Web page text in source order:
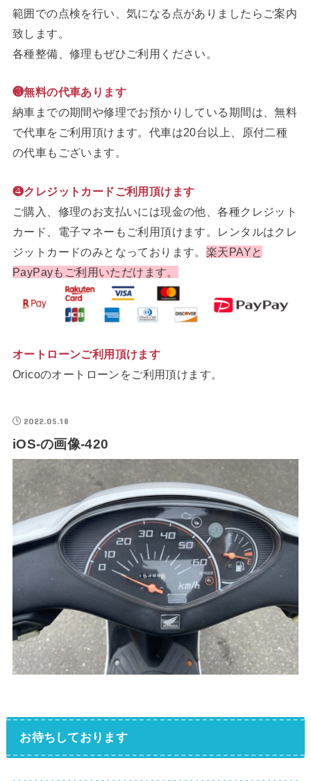
範囲での点検を行い、気になる点がありましたらご案内
致します。
各種整備、修理もぜひご利用ください。
❸無料の代車あります
納車までの期間や修理でお預かりしている期間は、無料
で代車をご利用頂けます。代車は20台以上、原付二種
の代車もございます。
❹クレジットカードご利用頂けます
ご購入、修理のお支払いには現金の他、各種クレジット
カード、電子マネーもご利用頂けます。レンタルはクレ
ジットカードのみとなっております。 楽天PAYと
PayPayもご利用いただけます。
オートローンご利用頂けます
Oricoのオートローンをご利用頂けます。
2022.05.18
iOS-の画像-420
お待ちしております